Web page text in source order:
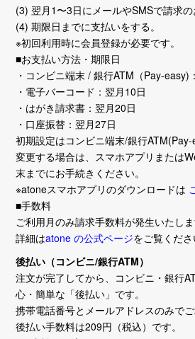
(3) 翌月1〜3日にメールやSMSで請求の
(4) 期限日までに支払いをする。
※初回利用時に会員登録が必要です。
■お支払い方法・期限日
・コンビニ端末 / 銀行ATM（Pay-easy)
・電子バーコード：翌月10日
・はがき請求書：翌月20日
・口座振替：翌月27日
初期設定はコンビニ端末/銀行ATM(Pay-
変更する場合は、スマホアプリまたは
末までにお手続きください。
※atoneスマホアプリのダウンロードは
■手数料
ご利用月のみ請求手数料が発生いたしま
詳細はatone の公式ページをご覧くださ
後払い（コンビニ/銀行ATM）
注文が完了してから、コンビニ・銀行
心・簡単な「後払い」です。
携帯電話番号とメールアドレスのみでご
後払い手数料は209円（税込）です。